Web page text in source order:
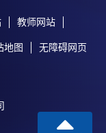
教师网站
地图 无障碍网页